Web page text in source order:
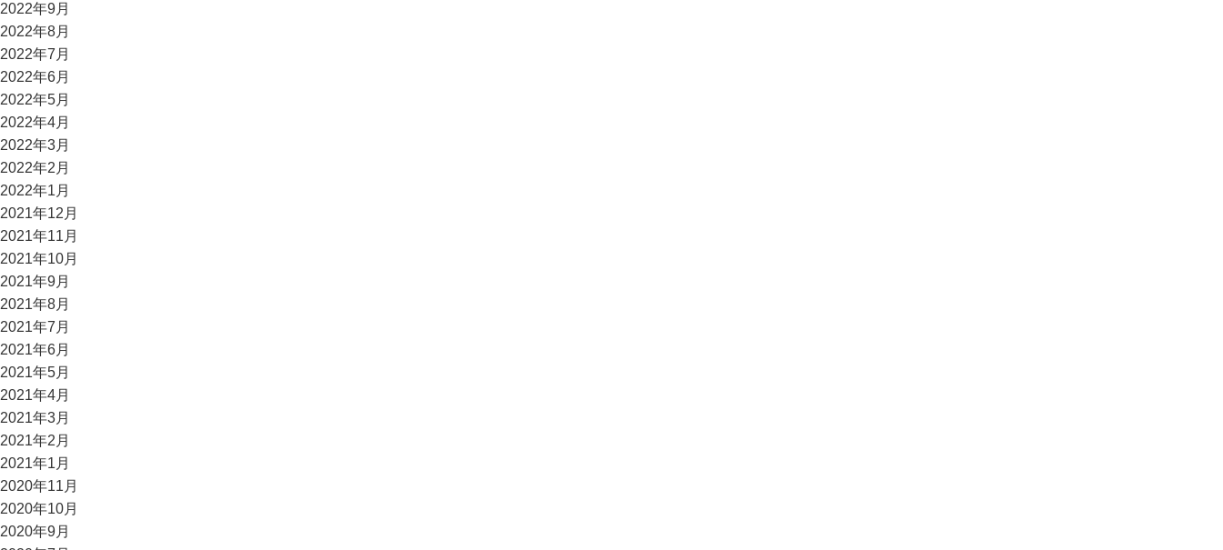
2022年9月
2022年8月
2022年7月
2022年6月
2022年5月
2022年4月
2022年3月
2022年2月
2022年1月
2021年12月
2021年11月
2021年10月
2021年9月
2021年8月
2021年7月
2021年6月
2021年5月
2021年4月
2021年3月
2021年2月
2021年1月
2020年11月
2020年10月
2020年9月